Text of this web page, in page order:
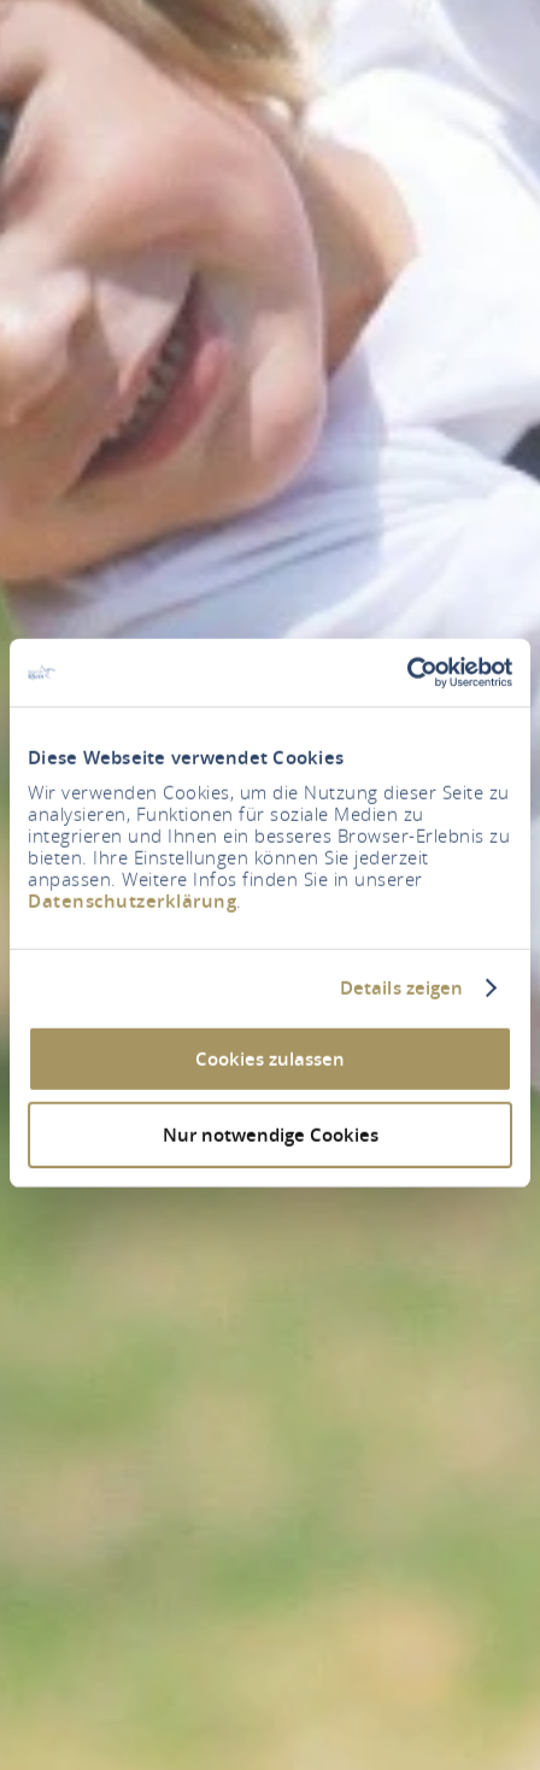
Diese Webseite verwendet Cookies
Wir verwenden Cookies, um die Nutzung dieser Seite zu
analysieren, Funktionen für soziale Medien zu
integrieren und Ihnen ein besseres Browser-Erlebnis zu
bieten. Ihre Einstellungen können Sie jederzeit
anpassen. Weitere Infos finden Sie in unserer
Datenschutzerklärung.
Details zeigen
Cookies zulassen
Nur notwendige Cookies